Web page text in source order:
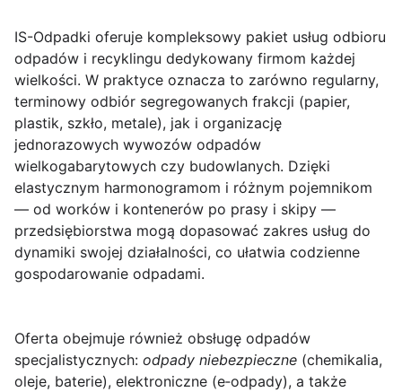
IS-Odpadki oferuje kompleksowy pakiet usług odbioru
odpadów i recyklingu dedykowany firmom każdej
wielkości. W praktyce oznacza to zarówno regularny,
terminowy odbiór segregowanych frakcji (papier,
plastik, szkło, metale), jak i organizację
jednorazowych wywozów odpadów
wielkogabarytowych czy budowlanych. Dzięki
elastycznym harmonogramom i różnym pojemnikom
— od worków i kontenerów po prasy i skipy —
przedsiębiorstwa mogą dopasować zakres usług do
dynamiki swojej działalności, co ułatwia codzienne
gospodarowanie odpadami.
Oferta obejmuje również obsługę odpadów
specjalistycznych: odpady niebezpieczne (chemikalia,
oleje, baterie), elektroniczne (e‑odpady), a także